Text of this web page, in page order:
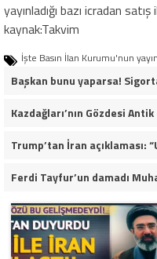
yayınladığı bazı icradan satış
kaynak:Takvim
İşte Basın İlan Kurumu'nun
Başkan bunu yaparsa!
Ferdi Tayfur’un damadı